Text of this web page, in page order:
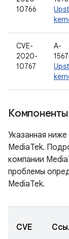
10766
CVE-
2020-
10767
A-
Указанная
MediaTek.
компании
проблемы
MediaTek.
CVE